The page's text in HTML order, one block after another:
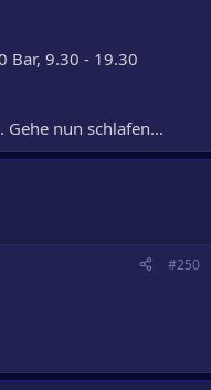
Bar, 9.30 - 19.30
Gehe nun schlafen...
#250